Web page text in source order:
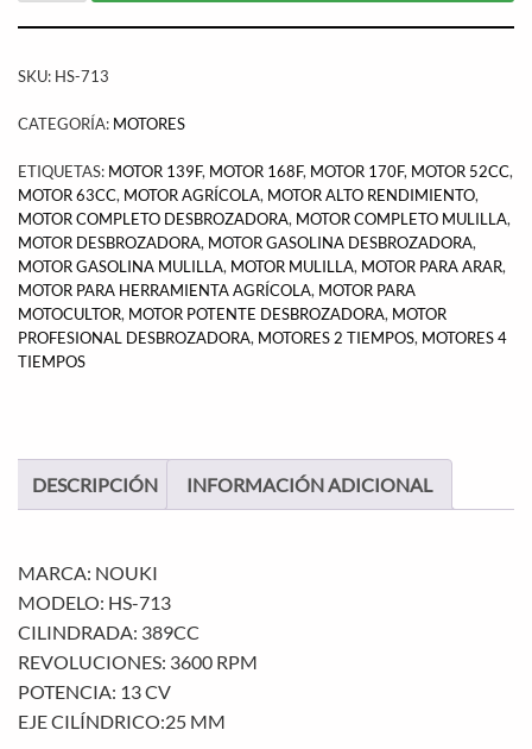
SKU: HS-713
CATEGORÍA: MOTORES
ETIQUETAS: MOTOR 139F, MOTOR 168F, MOTOR 170F, MOTOR 52CC,
MOTOR 63CC, MOTOR AGRÍCOLA, MOTOR ALTO RENDIMIENTO,
MOTOR COMPLETO DESBROZADORA, MOTOR COMPLETO MULILLA,
MOTOR DESBROZADORA, MOTOR GASOLINA DESBROZADORA,
MOTOR GASOLINA MULILLA, MOTOR MULILLA, MOTOR PARA ARAR,
MOTOR PARA HERRAMIENTA AGRÍCOLA, MOTOR PARA
MOTOCULTOR, MOTOR POTENTE DESBROZADORA, MOTOR
PROFESIONAL DESBROZADORA, MOTORES 2 TIEMPOS, MOTORES 4
TIEMPOS
DESCRIPCIÓN INFORMACIÓN ADICIONAL
MARCA: NOUKI
MODELO: HS-713
CILINDRADA: 389CC
REVOLUCIONES: 3600 RPM
POTENCIA: 13 CV
EJE CILÍNDRICO:25 MM